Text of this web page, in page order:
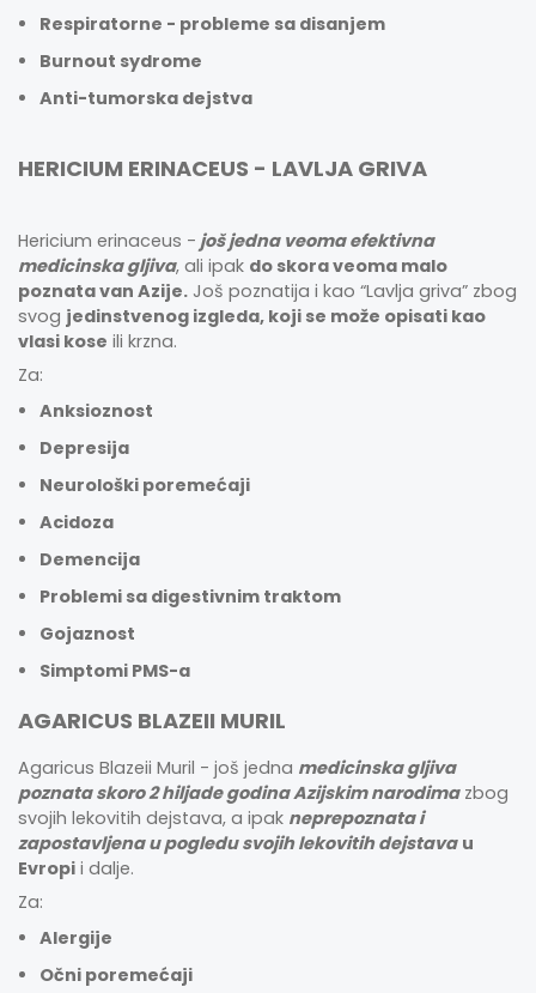
Respiratorne - probleme sa disanjem
Burnout sydrome
Anti-tumorska dejstva
HERICIUM ERINACEUS - LAVLJA GRIVA
Hericium erinaceus - još jedna veoma efektivna
medicinska gljiva, ali ipak do skora veoma malo
poznata van Azije. Još poznatija i kao “Lavlja griva” zbog
svog jedinstvenog izgleda, koji se može opisati kao
vlasi kose ili krzna.
Za:
Anksioznost
Depresija
Neurološki poremećaji
Acidoza
Demencija
Problemi sa digestivnim traktom
Gojaznost
Simptomi PMS-a
AGARICUS BLAZEII MURIL
Agaricus Blazeii Muril - još jedna medicinska gljiva
poznata skoro 2 hiljade godina Azijskim narodimazbog
svojih lekovitih dejstava, a ipak neprepoznata i
zapostavljena u pogledu svojih lekovitih dejstava u
Evropi i dalje.
Za:
Alergije
Očni poremećaji